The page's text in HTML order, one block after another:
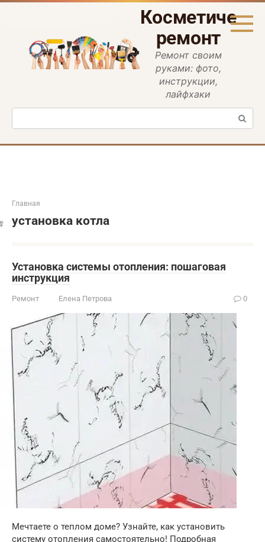
Перейти
ремонт
Ремонт своим
руками: фото,
инструкции,
лайфхаки
Поиск:
Главная
установка котла
Установка системы отопления: пошаговая
инструкция
Ремонт Елена Петрова 0
Мечтаете о теплом доме? Узнайте, как установить
систему отопления самостоятельно! Подробная